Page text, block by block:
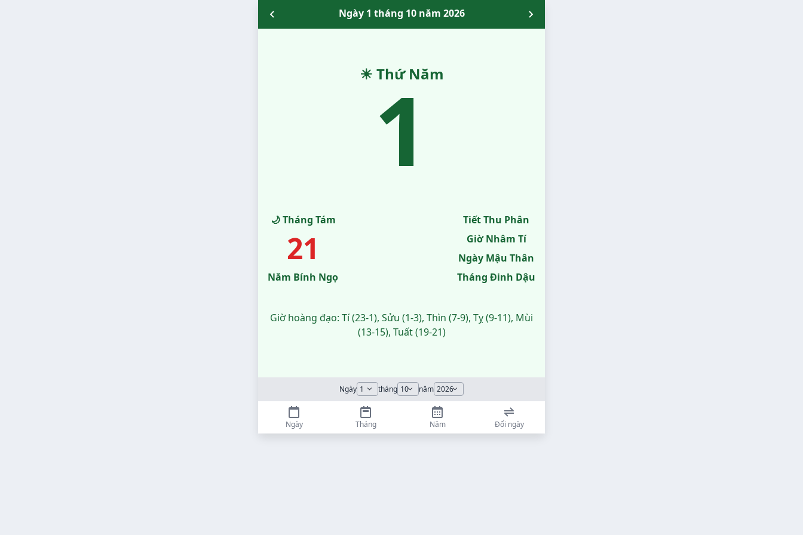
Ngày 1 tháng 10 năm 2026
☀ Thứ Năm
1
🌙 Tháng Tám
21
Năm Bính Ngọ
Tiết Thu Phân
Giờ Nhâm Tí
Ngày Mậu Thân
Tháng Đinh Dậu
Giờ hoàng đạo: Tí (23-1), Sửu (1-3), Thìn (7-9), Tỵ (9-11), Mùi
(13-15), Tuất (19-21)
Ngày tháng năm
Ngày Tháng Năm Đổi ngày